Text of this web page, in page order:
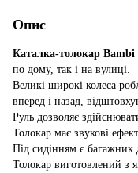
Опис
Каталка-толокар Bambi
по дому, так і на вулиці.
Великі широкі колеса
вперед і назад,
Руль дозволяє
Толокар має звукові
Під сидінням є багажник
Толокар виготовлений з